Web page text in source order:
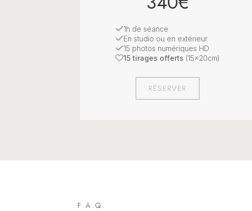
1h de séance
En studio ou en extérieur
15 photos numériques HD
15 tirages offerts (15x20cm)
RÉSERVER
F.A.Q.